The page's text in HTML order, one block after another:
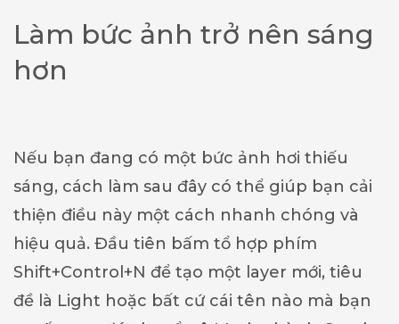
Làm bức ảnh trở nên sáng
hơn
Nếu bạn đang có một bức ảnh hơi thiếu
sáng, cách làm sau đây có thể giúp bạn cải
thiện điều này một cách nhanh chóng và
hiệu quả. Đầu tiên bấm tổ hợp phím
Shift+Control+N để tạo một layer mới, tiêu
đề là Light hoặc bất cứ cái tên nào mà bạn